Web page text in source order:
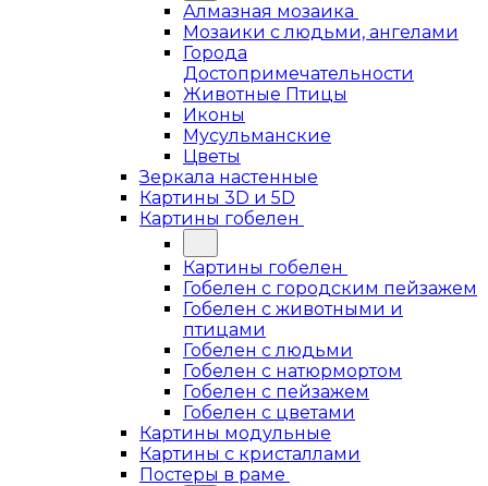
Алмазная мозаика
Мозаики с людьми, ангелами
Города
Достопримечательности
Животные Птицы
Иконы
Мусульманские
Цветы
Зеркала настенные
Картины 3D и 5D
Картины гобелен
Картины гобелен
Гобелен с городским пейзажем
Гобелен с животными и
птицами
Гобелен с людьми
Гобелен с натюрмортом
Гобелен с пейзажем
Гобелен с цветами
Картины модульные
Картины с кристаллами
Постеры в раме